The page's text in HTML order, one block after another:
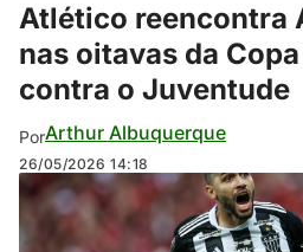
Atlético reencontra
nas oitavas da
contra o Juventude
PorArthur Albuquerque
26/05/2026 14:18